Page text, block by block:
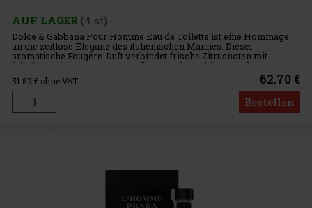
AUF LAGER (4 st)
Dolce & Gabbana Pour Homme Eau de Toilette ist eine Hommage
an die zeitlose Eleganz des italienischen Mannes. Dieser
aromatische Fougère-Duft verbindet frische Zitrusnoten mit
frischen Kräutern, zarten Gewürzen und rauchigem Holz. Das
Ergebnis is
51.82€ ohne VAT 62.70 €
Bestellen